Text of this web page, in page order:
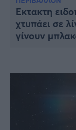
Υγεία
Γυναίκα
Καιρός
Έκτακτη
χτυπάει σε
γίνουν